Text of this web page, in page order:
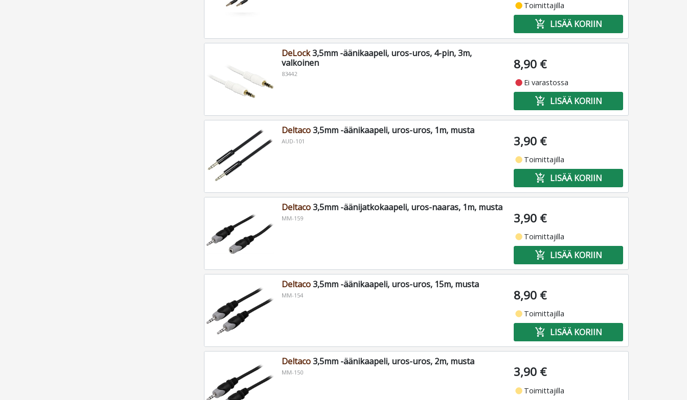
fiber_manual_record Toimittajilla
add_shopping_cart LISÄÄ KORIIN
DeLock3,5mm -äänikaapeli, uros-uros, 4-pin, 3m,
valkoinen
83442
8,90 €
fiber_manual_record Ei varastossa
add_shopping_cart LISÄÄ KORIIN
Deltaco3,5mm -äänikaapeli, uros-uros, 1m, musta
AUD-101 3,90 €
fiber_manual_record Toimittajilla
add_shopping_cart LISÄÄ KORIIN
Deltaco3,5mm -äänijatkokaapeli, uros-naaras, 1m, musta
MM-159 3,90 €
fiber_manual_record Toimittajilla
add_shopping_cart LISÄÄ KORIIN
Deltaco3,5mm -äänikaapeli, uros-uros, 15m, musta
MM-154 8,90 €
fiber_manual_record Toimittajilla
add_shopping_cart LISÄÄ KORIIN
Deltaco3,5mm -äänikaapeli, uros-uros, 2m, musta
MM-150 3,90 €
fiber_manual_record Toimittajilla